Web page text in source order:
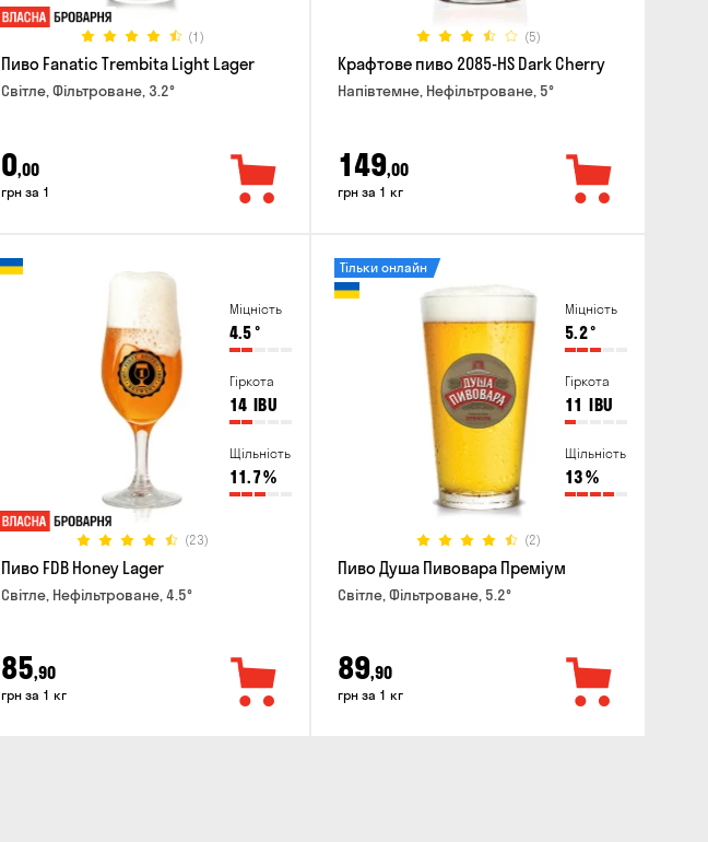
(1)
Пиво Fanatic Trembita Light Lager
Світле, Фільтроване, 3.2°
0,00
грн за 1
(5)
Крафтове пиво 2085-HS Dark Cherry
Напівтемне, Нефільтроване, 5°
149,00
грн за 1 кг
Міцність
4.5°
Гіркота
14 IBU
Щільність
11.7%
(23)
Пиво FDB Honey Lager
Світле, Нефільтроване, 4.5°
85,90
грн за 1 кг
Міцність
5.2°
Гіркота
11 IBU
Щільність
13%
(2)
Тільки онлайн
Пиво Душа Пивовара Преміум
Світле, Фільтроване, 5.2°
89,90
грн за 1 кг